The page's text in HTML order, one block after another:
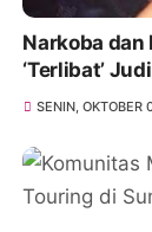
Narkoba
‘Terlibat’
SENIN, OKTOBER